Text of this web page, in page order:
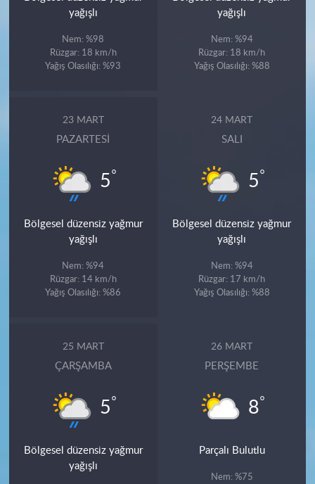
yağışlı
Nem: %98
Rüzgar: 18 km/h
Yağış Olasılığı: %93
yağışlı
Nem: %94
Rüzgar: 18 km/h
Yağış Olasılığı: %88
23 MART
PAZARTESI
5°
Bölgesel düzensiz yağmur
yağışlı
Nem: %94
Rüzgar: 14 km/h
Yağış Olasılığı: %86
24 MART
SALI
5°
Bölgesel düzensiz yağmur
yağışlı
Nem: %94
Rüzgar: 17 km/h
Yağış Olasılığı: %88
25 MART
ÇARŞAMBA
5°
Bölgesel düzensiz yağmur
yağışlı
26 MART
PERŞEMBE
8°
Parçalı Bulutlu
Nem: %75